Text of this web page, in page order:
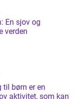
En sjov og
verden
børn er en
aktivitet, som kan